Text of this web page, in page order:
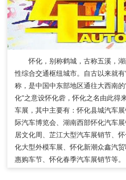
怀化，别称鹤城，古称五溪，
性综合交通枢纽城市。自古以来就有
称，是中国中东部地区通往大西南的
化”之意设怀化砦，怀化之名由此得
车展，其中主要有：怀化县城汽车
际汽车博览会、湖南西部怀化汽车
居文化周、芷江大型汽车展销节、
化大型外模车展、怀化新潮众鑫汽
惠购车节、怀化春季汽车展销节等。